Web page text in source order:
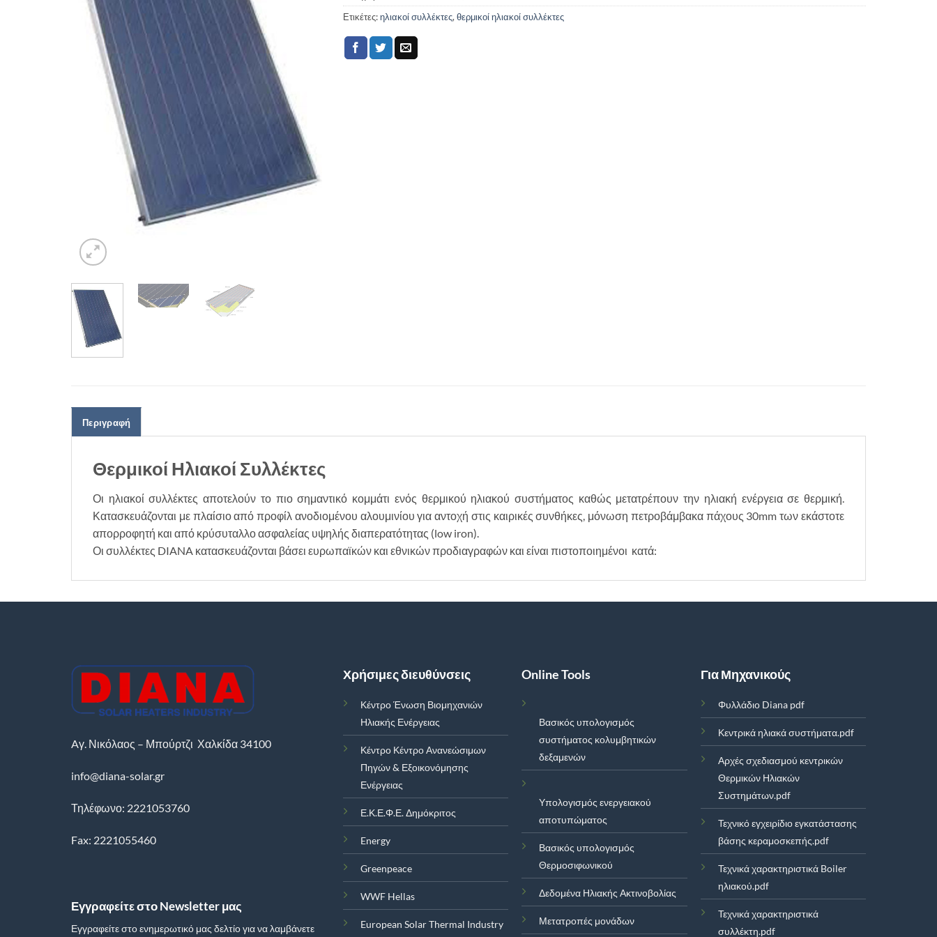
Ετικέτες:ηλιακοί συλλέκτες, θερμικοί ηλιακοί συλλέκτες
Περιγραφή
Θερμικοί Ηλιακοί Συλλέκτες
Οι ηλιακοί συλλέκτες αποτελούν το πιο σημαντικό κομμάτι ενός θερμικού ηλιακού συστήματος καθώς μετατρέπουν την ηλιακή ενέργεια σε θερμική.
Κατασκευάζονται με πλαίσιο από προφίλ ανοδιομένου αλουμινίου για αντοχή στις καιρικές συνθήκες, μόνωση πετροβάμβακα πάχους 30mm των εκάστοτε
απορροφητή και από κρύσυταλλο ασφαλείας υψηλής διαπερατότητας (low iron).
Οι συλλέκτες DIANA κατασκευάζονται βάσει ευρωπαϊκών και εθνικών προδιαγραφών και είναι πιστοποιημένοι κατά:
Aγ. Νικόλαος – Μπούρτζι Χαλκίδα 34100
info@diana-solar.gr
Τηλέφωνο: 2221053760
Fax: 2221055460
Εγγραφείτε στο Newsletter μας
Εγγραφείτε στο ενημερωτικό μας δελτίο για να λαμβάνετε
Χρήσιμες διευθύνσεις
Κέντρο Ένωση Βιομηχανιών
Ηλιακής Ενέργειας
Κέντρο Κέντρο Ανανεώσιμων
Πηγών & Εξοικονόμησης
Ενέργειας
Ε.Κ.Ε.Φ.Ε. Δημόκριτος
Energy
Greenpeace
WWF Hellas
European Solar Thermal Industry
Online Tools
Βασικός υπολογισμός
συστήματος κολυμβητικών
δεξαμενών
Υπολογισμός ενεργειακού
αποτυπώματος
Βασικός υπολογισμός
Θερμοσιφωνικού
Δεδομένα Ηλιακής Ακτινοβολίας
Μετατροπές μονάδων
Για Μηχανικούς
Φυλλάδιο Diana pdf
Κεντρικά ηλιακά συστήματα.pdf
Αρχές σχεδιασμού κεντρικών
Θερμικών Ηλιακών
Συστημάτων.pdf
Τεχνικό εγχειρίδιο εγκατάστασης
βάσης κεραμοσκεπής.pdf
Τεχνικά χαρακτηριστικά Boiler
ηλιακού.pdf
Τεχνικά χαρακτηριστικά
συλλέκτη.pdf